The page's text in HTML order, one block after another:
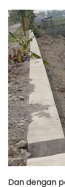
Dan dengan